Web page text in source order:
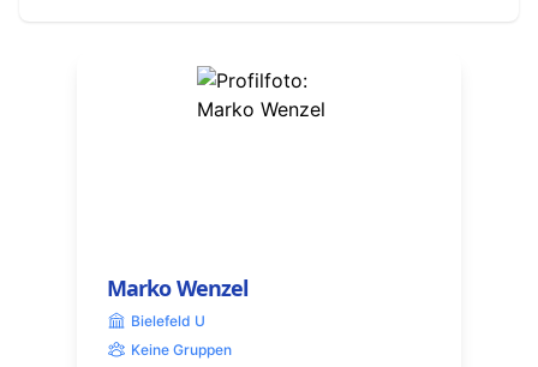
Marko Wenzel
Bielefeld U
Keine Gruppen